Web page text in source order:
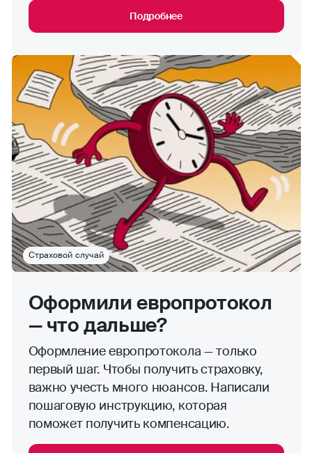
Подробнее
Страховой случай
Оформили европротокол
— что дальше?
Оформление европротокола — только
первый шаг. Чтобы получить страховку,
важно учесть много нюансов. Написали
пошаговую инструкцию, которая
поможет получить компенсацию.